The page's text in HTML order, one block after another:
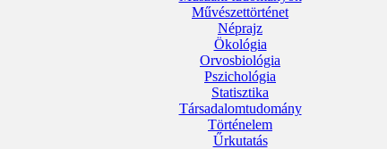
Művészettörténet
Néprajz
Ökológia
Orvosbiológia
Pszichológia
Statisztika
Társadalomtudomány
Történelem
Űrkutatás